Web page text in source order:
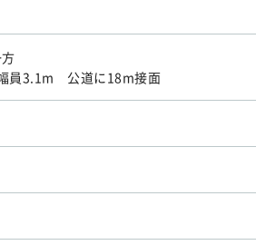
員3.1m 公道に18m接面